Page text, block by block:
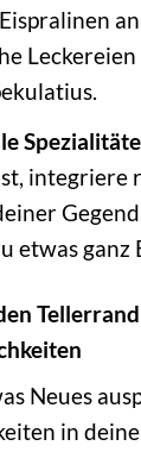
integriere
etwas ganz
Neues
in